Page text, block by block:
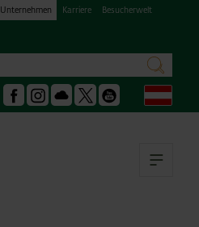
Unternehmen Karriere
Besucherwelt
suchen
Facebook
Instagram
Podcast Youtube